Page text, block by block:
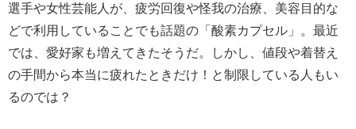
選手や女性芸能人が、疲労回復や怪我の治療、美容目的な
どで利用していることでも話題の「酸素カプセル」。最近
では、愛好家も増えてきたそうだ。しかし、値段や着替え
の手間から本当に疲れたときだけ！と制限している人もい
るのでは？